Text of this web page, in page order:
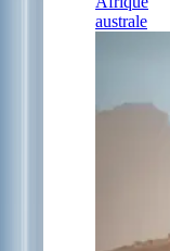
australe